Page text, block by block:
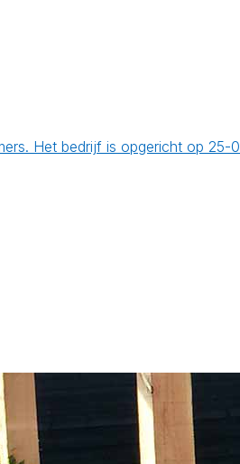
Het bedrijf is opgericht op 25-